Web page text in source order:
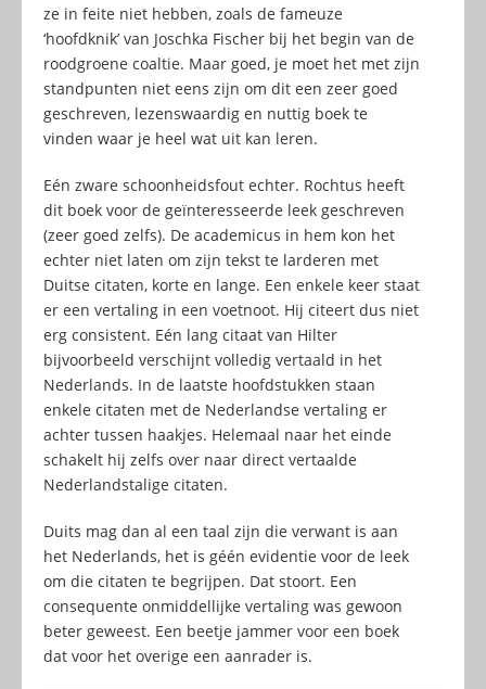
ze in feite niet hebben, zoals de fameuze
‘hoofdknik’ van Joschka Fischer bij het begin van de
roodgroene coaltie. Maar goed, je moet het met zijn
standpunten niet eens zijn om dit een zeer goed
geschreven, lezenswaardig en nuttig boek te
vinden waar je heel wat uit kan leren.
Eén zware schoonheidsfout echter. Rochtus heeft
dit boek voor de geïnteresseerde leek geschreven
(zeer goed zelfs). De academicus in hem kon het
echter niet laten om zijn tekst te larderen met
Duitse citaten, korte en lange. Een enkele keer staat
er een vertaling in een voetnoot. Hij citeert dus niet
erg consistent. Eén lang citaat van Hilter
bijvoorbeeld verschijnt volledig vertaald in het
Nederlands. In de laatste hoofdstukken staan
enkele citaten met de Nederlandse vertaling er
achter tussen haakjes. Helemaal naar het einde
schakelt hij zelfs over naar direct vertaalde
Nederlandstalige citaten.
Duits mag dan al een taal zijn die verwant is aan
het Nederlands, het is géén evidentie voor de leek
om die citaten te begrijpen. Dat stoort. Een
consequente onmiddellijke vertaling was gewoon
beter geweest. Een beetje jammer voor een boek
dat voor het overige een aanrader is.